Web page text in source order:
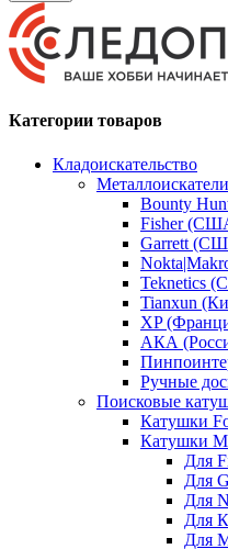
Категории товаров
Кладоискательство
Металлоискатели
Bounty
Fisher
Garrett
Teknetics
Tianxun
XP
АКА
Ручные
Поисковые
Катушки
Катушки
Для
Для
Для
Для
Для